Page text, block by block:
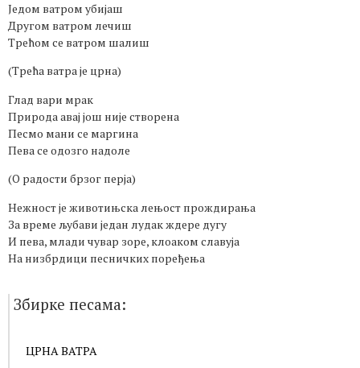
Једом ватром убијаш
Другом ватром лечиш
Трећом се ватром шалиш
(Трећа ватра је црна)
Глад вари мрак
Природа авај још није створена
Песмо мани се маргина
Пева се одозго надоле
(О радости брзог перја)
Нежност је животињска лењост прождирања
За време љубави један лудак ждере дугу
И пева, млади чувар зоре, клоаком славуја
На низбрдици песничких поређења
Збирке песама:
ЦРНА ВАТРА